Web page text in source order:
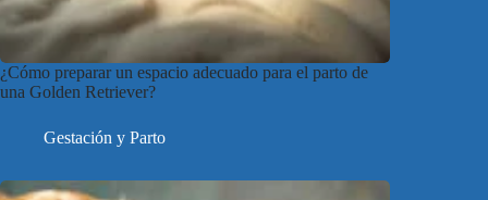
¿Cómo preparar un espacio adecuado para el parto de
una Golden Retriever?
Gestación y Parto